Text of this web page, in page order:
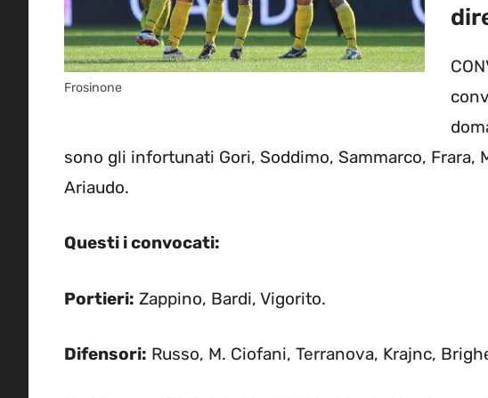
Frosinone
sono gli infortunati Gori, Soddimo, Sammarco, Frara,
Ariaudo.
Questi i convocati:
Portieri: Zappino, Bardi, Vigorito.
Difensori: Russo, M. Ciofani, Terranova, Krajnc,